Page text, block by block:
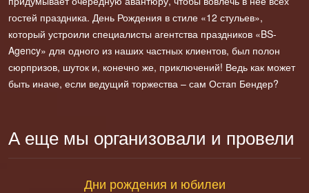
гостей праздника. День Рождения в стиле «12 стульев»,
который устроили специалисты агентства праздников «BS-
Agency» для одного из наших частных клиентов, был полон
сюрпризов, шуток и, конечно же, приключений! Ведь как может
быть иначе, если ведущий торжества – сам Остап Бендер?
А еще мы организовали и провели
Дни рождения и юбилеи